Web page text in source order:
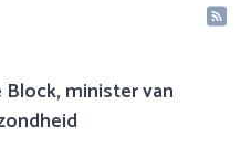
minister van